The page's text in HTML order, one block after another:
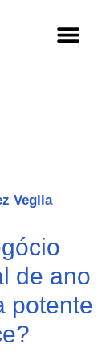
Veglia
de ano
potente